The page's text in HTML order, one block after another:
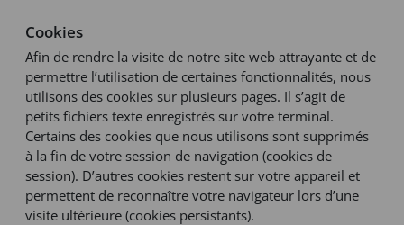
Cookies
Afin de rendre la visite de notre site web attrayante et de
permettre l’utilisation de certaines fonctionnalités, nous
utilisons des cookies sur plusieurs pages. Il s’agit de
petits fichiers texte enregistrés sur votre terminal.
Certains des cookies que nous utilisons sont supprimés
à la fin de votre session de navigation (cookies de
session). D’autres cookies restent sur votre appareil et
permettent de reconnaître votre navigateur lors d’une
visite ultérieure (cookies persistants).